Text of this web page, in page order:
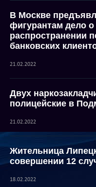
В Москве
фигурантам дело о
распространении
банковских
21.02.2022
Двух
полицейские в
21.02.2022
Жительница
совершении 12
18.02.2022